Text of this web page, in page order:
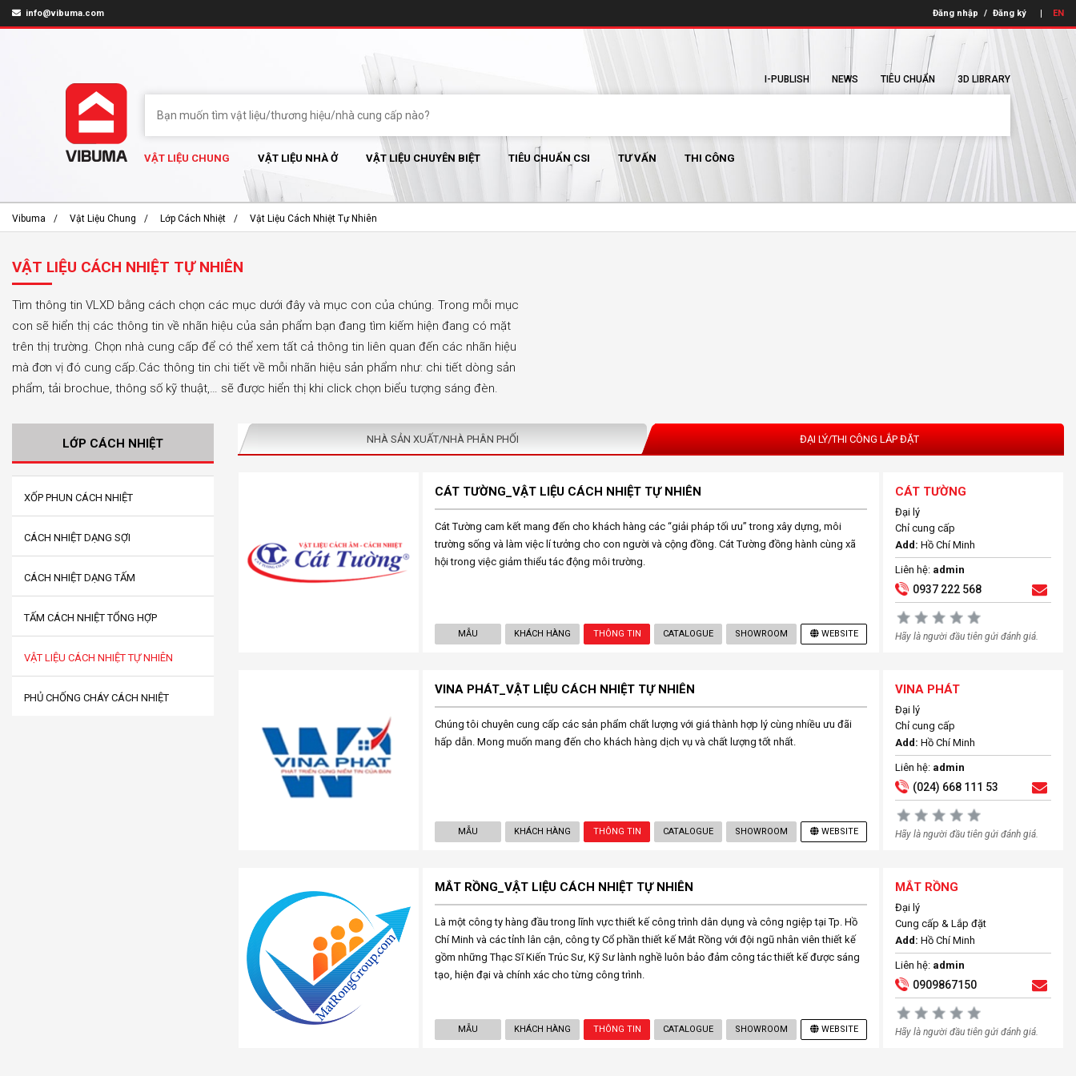
info@vibuma.com Đăng nhập / Đăng ký EN
I-PUBLISH NEWS TIÊU CHUẨN 3D LIBRARY
VẬT LIỆU CHUNG VẬT LIỆU NHÀ Ở VẬT LIỆU CHUYÊN BIỆT TIÊU CHUẨN CSI TƯ VẤN THI CÔNG
Vibuma Vật Liệu Chung Lớp Cách Nhiệt Vật Liệu Cách Nhiệt Tự Nhiên
VẬT LIỆU CÁCH NHIỆT TỰ NHIÊN
Tìm thông tin VLXD bằng cách chọn các mục dưới đây và mục con của chúng. Trong mỗi mục
con sẽ hiển thị các thông tin về nhãn hiệu của sản phẩm bạn đang tìm kiếm hiện đang có mặt
trên thị trường. Chọn nhà cung cấp để có thể xem tất cả thông tin liên quan đến các nhãn hiệu
mà đơn vị đó cung cấp.Các thông tin chi tiết về mỗi nhãn hiệu sản phẩm như: chi tiết dòng sản
phẩm, tải brochue, thông số kỹ thuật,… sẽ được hiển thị khi click chọn biểu tượng sáng đèn.
NHÀ SẢN XUẤT/NHÀ PHÂN PHỐI ĐẠI LÝ/THI CÔNG LẮP ĐẶT
CÁT TƯỜNG_VẬT LIỆU CÁCH NHIỆT TỰ NHIÊN
Cát Tường cam kết mang đến cho khách hàng các “giải pháp tối ưu” trong xây dựng, môi
trường sống và làm việc lí tưởng cho con người và cộng đồng. Cát Tường đồng hành cùng xã
hội trong việc giảm thiểu tác động môi trường.
MẪU KHÁCH HÀNG THÔNG TIN CATALOGUE SHOWROOM WEBSITE
CÁT TƯỜNG
Đại lý
Chỉ cung cấp
Add: Hồ Chí Minh
Liên hệ: admin
0937 222 568
Hãy là người đầu tiên gửi đánh giá.
VINA PHÁT_VẬT LIỆU CÁCH NHIỆT TỰ NHIÊN
Chúng tôi chuyên cung cấp các sản phẩm chất lượng với giá thành hợp lý cùng nhiều ưu đãi
hấp dẫn. Mong muốn mang đến cho khách hàng dịch vụ và chất lượng tốt nhất.
MẪU KHÁCH HÀNG THÔNG TIN CATALOGUE SHOWROOM WEBSITE
VINA PHÁT
Đại lý
Chỉ cung cấp
Add: Hồ Chí Minh
Liên hệ: admin
(024) 668 111 53
Hãy là người đầu tiên gửi đánh giá.
MẮT RỒNG_VẬT LIỆU CÁCH NHIỆT TỰ NHIÊN
Là một công ty hàng đầu trong lĩnh vực thiết kế công trình dân dụng và công ngiệp tại Tp. Hồ
Chí Minh và các tỉnh lân cận, công ty Cổ phần thiết kế Mắt Rồng với đội ngũ nhân viên thiết kế
gồm những Thạc Sĩ Kiến Trúc Sư, Kỹ Sư lành nghề luôn bảo đảm công tác thiết kế được sáng
tạo, hiện đại và chính xác cho từng công trình.
MẪU KHÁCH HÀNG THÔNG TIN CATALOGUE SHOWROOM WEBSITE
MẮT RỒNG
Đại lý
Cung cấp & Lắp đặt
Add: Hồ Chí Minh
Liên hệ: admin
0909867150
Hãy là người đầu tiên gửi đánh giá.
LỚP CÁCH NHIỆT
XỐP PHUN CÁCH NHIỆT
CÁCH NHIỆT DẠNG SỢI
CÁCH NHIỆT DẠNG TẤM
TẤM CÁCH NHIỆT TỔNG HỢP
VẬT LIỆU CÁCH NHIỆT TỰ NHIÊN
PHỦ CHỐNG CHÁY CÁCH NHIỆT